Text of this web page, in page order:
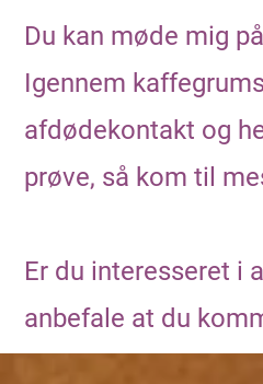
Du kan møde mig
Igennem
afdødekontakt og
prøve, så kom til
Er du interesseret i
anbefale at du